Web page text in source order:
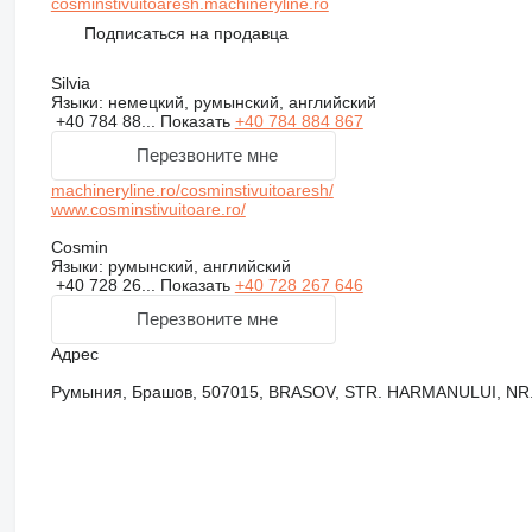
Подписаться на продавца
Silvia
Языки: немецкий, румынский, английский
+40 784 88... Показать +40 784 884 867
Перезвоните мне
machineryline.ro/cosminstivuitoaresh/
www.cosminstivuitoare.ro/
Cosmin
Языки: румынский, английский
+40 728 26... Показать +40 728 267 646
Перезвоните мне
Адрес
Румыния, Брашов, 507015, BRASOV, STR. HARMANULUI,